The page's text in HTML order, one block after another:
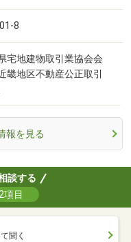
8
宅地建物取引業協会会
畿地区不動産公正取引
報を見る
談する
項目
聞く